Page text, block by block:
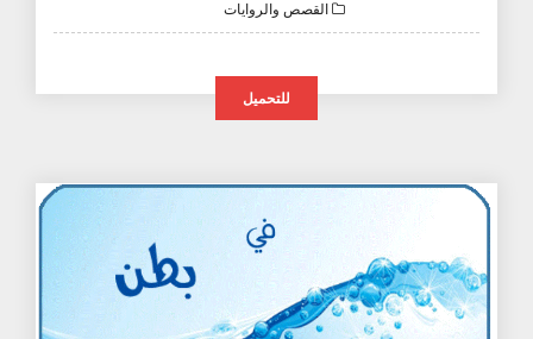
القصص والروايات
للتحميل